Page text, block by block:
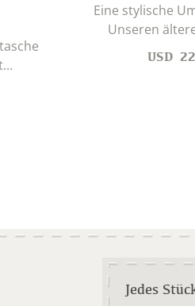
Eine stylische
Unseren
USD
Jedes